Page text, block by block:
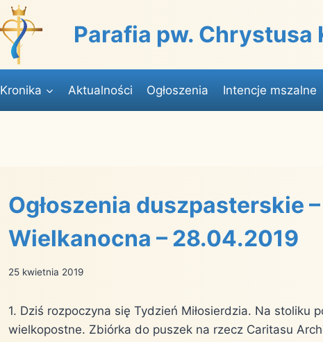
Parafia pw. Chrystusa
Kronika Aktualności Ogłoszenia Intencje mszalne
Ogłoszenia duszpasterskie
Wielkanocna – 28.04.2019
25 kwietnia 2019
1. Dziś rozpoczyna się Tydzień Miłosierdzia. Na stoliku
wielkopostne. Zbiórka do puszek na rzecz Caritasu